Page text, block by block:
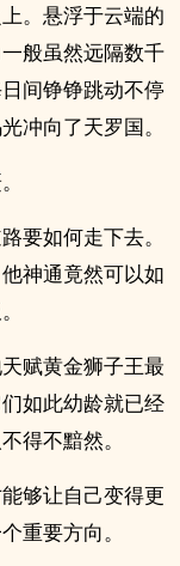
。悬浮于云端的
般虽然远隔数千
间铮铮跳动不停
冲向了天罗国。
要如何走下去。
神通竟然可以如
赋黄金狮子王最
如此幼龄就已经
得不黯然。
够让自己变得更
重要方向。